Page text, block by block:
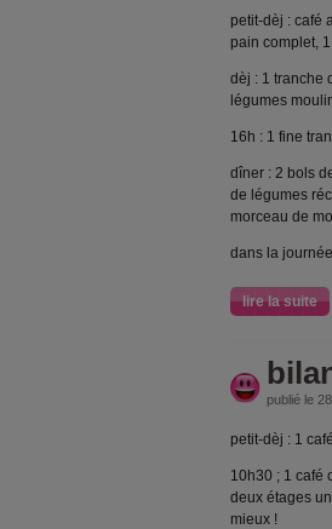
petit-dèj : café
pain complet,
dèj : 1 tranche
légumes
16h : 1 fine
dîner : 2 bols
de légumes
morceau de
dans la
lire la suite
publié le
petit-dèj : 1
10h30 ; 1 café
deux étages
mieux !